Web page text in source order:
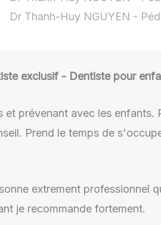
Dr Thanh-Huy NGUYEN -
exclusif - Dentiste pour enfa
prévenant avec les
Prend le temps de
extrement professionnel
je recommande fortement.